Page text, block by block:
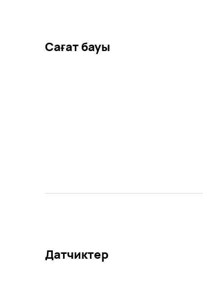
Сағат бауы
Датчиктер